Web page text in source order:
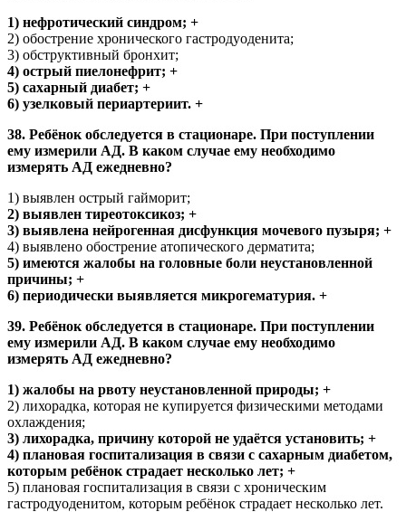
1) нефротический синдром; +
2) обострение хронического гастродуоденита;
3) обструктивный бронхит;
4) острый пиелонефрит; +
5) сахарный диабет; +
6) узелковый периартериит. +
38. Ребёнок обследуется в стационаре. При поступлении
ему измерили АД. В каком случае ему необходимо
измерять АД ежедневно?
1) выявлен острый гайморит;
2) выявлен тиреотоксикоз; +
3) выявлена нейрогенная дисфункция мочевого пузыря; +
4) выявлено обострение атопического дерматита;
5) имеются жалобы на головные боли неустановленной
причины; +
6) периодически выявляется микрогематурия. +
39. Ребёнок обследуется в стационаре. При поступлении
ему измерили АД. В каком случае ему необходимо
измерять АД ежедневно?
1) жалобы на рвоту неустановленной природы; +
2) лихорадка, которая не купируется физическими методами
охлаждения;
3) лихорадка, причину которой не удаётся установить; +
4) плановая госпитализация в связи с сахарным диабетом,
которым ребёнок страдает несколько лет; +
5) плановая госпитализация в связи с хроническим
гастродуоденитом, которым ребёнок страдает несколько лет.